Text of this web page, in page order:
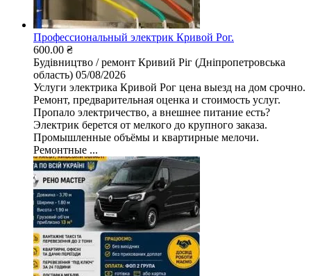
Профессиональный электрик Кривой Рог.
600.00 ₴
Будівництво / ремонт Кривий Ріг (Дніпропетровська
область) 05/08/2026
Услуги электрика Кривой Рог цена выезд на дом срочно.
Ремонт, предварительная оценка и стоимость услуг.
Пропало электричество, а внешнее питание есть?
Электрик берется от мелкого до крупного заказа.
Промышленные объёмы и квартирные мелочи.
Ремонтные ...